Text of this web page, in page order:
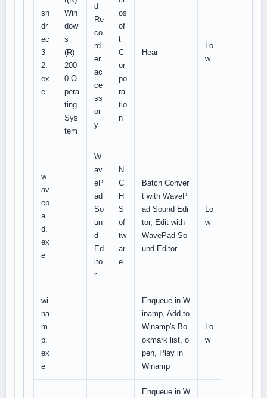
sn
dr
ec
3
2.
ex
e
Win
dow
s
(R)
200
0 O
pera
ting
Sys
tem
d
Re
co
rd
er
ac
ce
ss
or
y
os
of
t
C
or
po
ra
tio
n
Hear
Lo
w
w
av
ep
a
d.
ex
e
W
av
eP
ad
So
un
d
Ed
ito
r
N
C
H
S
of
tw
ar
e
Batch Conver
t with WaveP
ad Sound Edi
tor, Edit with
WavePad So
und Editor
Lo
w
wi
na
m
p.
ex
e
Enqueue in W
inamp, Add to
Winamp's Bo
okmark list, o
pen, Play in
Winamp
Lo
w
Enqueue in W